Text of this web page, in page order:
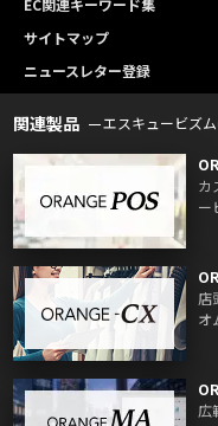
EC関連キーワード集
サイトマップ
ニュースレター登録
関連製品 エスキュービズ
カ
ー
店
オ
広